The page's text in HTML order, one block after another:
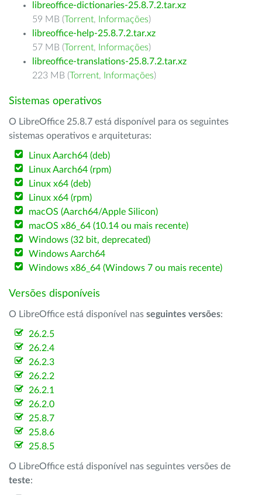
libreoffice-dictionaries-25.8.7.2.tar.xz
59 MB (Torrent, Informações)
libreoffice-help-25.8.7.2.tar.xz
57 MB (Torrent, Informações)
libreoffice-translations-25.8.7.2.tar.xz
223 MB (Torrent, Informações)
Sistemas operativos
O LibreOffice 25.8.7 está disponível para os seguintes
sistemas operativos e arquiteturas:
Linux Aarch64 (deb)
Linux Aarch64 (rpm)
Linux x64 (deb)
Linux x64 (rpm)
macOS (Aarch64/Apple Silicon)
macOS x86_64 (10.14 ou mais recente)
Windows (32 bit, deprecated)
Windows Aarch64
Windows x86_64 (Windows 7 ou mais recente)
Versões disponíveis
O LibreOffice está disponível nas seguintes versões:
26.2.5
26.2.4
26.2.3
26.2.2
26.2.1
26.2.0
25.8.7
25.8.6
25.8.5
O LibreOffice está disponível nas seguintes versões de
teste: